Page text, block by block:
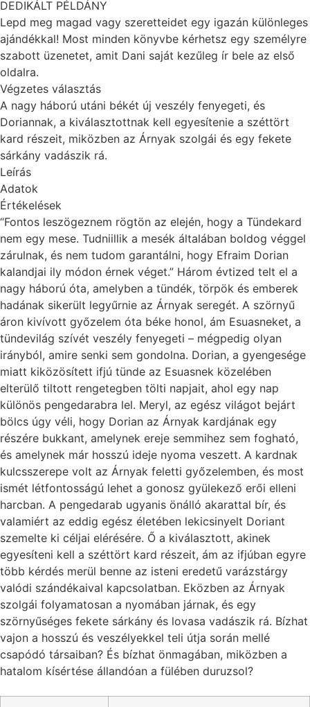
DEDIKÁLT PÉLDÁNY
Lepd meg magad vagy szeretteidet egy igazán különleges
ajándékkal! Most minden könyvbe kérhetsz egy személyre
szabott üzenetet, amit Dani saját kezűleg ír bele az első
oldalra.
Végzetes választás
A nagy háború utáni békét új veszély fenyegeti, és
Doriannak, a kiválasztottnak kell egyesítenie a széttört
kard részeit, miközben az Árnyak szolgái és egy fekete
sárkány vadászik rá.
Leírás
Adatok
Értékelések
“Fontos leszögeznem rögtön az elején, hogy a Tündekard
nem egy mese. Tudniillik a mesék általában boldog véggel
zárulnak, és nem tudom garantálni, hogy Efraim Dorian
kalandjai ily módon érnek véget.” Három évtized telt el a
nagy háború óta, amelyben a tündék, törpök és emberek
hadának sikerült legyűrnie az Árnyak seregét. A szörnyű
áron kivívott győzelem óta béke honol, ám Esuasneket, a
tündevilág szívét veszély fenyegeti – mégpedig olyan
irányból, amire senki sem gondolna. Dorian, a gyengesége
miatt kiközösített ifjú tünde az Esuasnek közelében
elterülő tiltott rengetegben tölti napjait, ahol egy nap
különös pengedarabra lel. Meryl, az egész világot bejárt
bölcs úgy véli, hogy Dorian az Árnyak kardjának egy
részére bukkant, amelynek ereje semmihez sem fogható,
és amelynek már hosszú ideje nyoma veszett. A kardnak
kulcsszerepe volt az Árnyak feletti győzelemben, és most
ismét létfontosságú lehet a gonosz gyülekező erői elleni
harcban. A pengedarab ugyanis önálló akarattal bír, és
valamiért az eddig egész életében lekicsinyelt Doriant
szemelte ki céljai elérésére. Ő a kiválasztott, akinek
egyesíteni kell a széttört kard részeit, ám az ifjúban egyre
több kérdés merül benne az isteni eredetű varázstárgy
valódi szándékaival kapcsolatban. Eközben az Árnyak
szolgái folyamatosan a nyomában járnak, és egy
szörnyűséges fekete sárkány és lovasa vadászik rá. Bízhat
vajon a hosszú és veszélyekkel teli útja során mellé
csapódó társaiban? És bízhat önmagában, miközben a
hatalom kísértése állandóan a fülében duruzsol?